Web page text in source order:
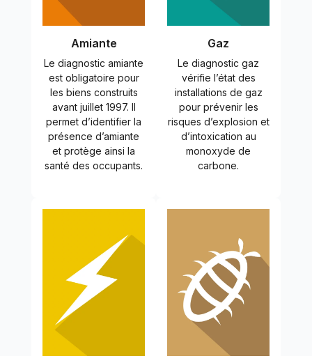
Amiante
Le diagnostic amiante
est obligatoire pour
les biens construits
avant juillet 1997. Il
permet d’identifier la
présence d’amiante
et protège ainsi la
santé des occupants.
Gaz
Le diagnostic gaz
vérifie l’état des
installations de gaz
pour prévenir les
risques d’explosion et
d’intoxication au
monoxyde de
carbone.